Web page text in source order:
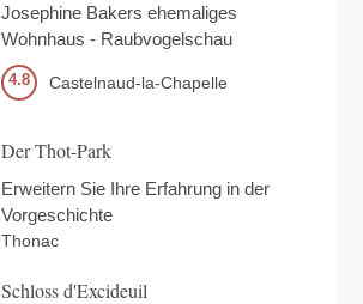
Josephine Bakers ehemaliges
Wohnhaus - Raubvogelschau
4.8 Castelnaud-la-Chapelle
Der Thot-Park
Erweitern Sie Ihre Erfahrung in der
Vorgeschichte
Thonac
Schloss d'Excideuil